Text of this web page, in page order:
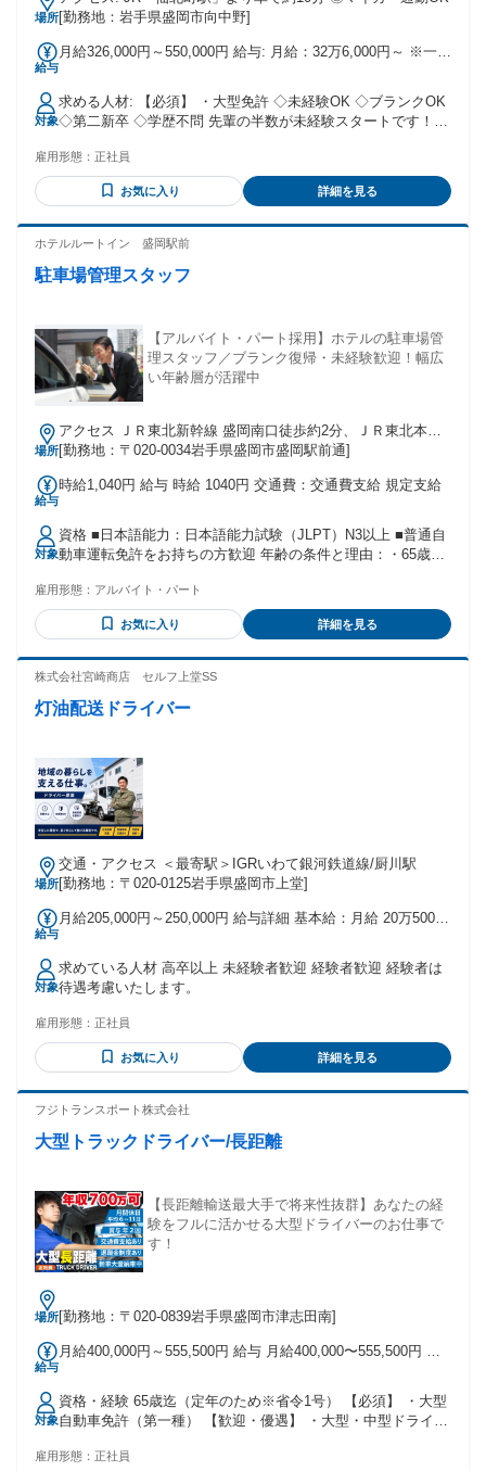
場所[勤務地：岩手県盛岡市向中野]
給与
月給326,000円～550,000円 給与: 月給：32万6,000円～ ※一律
を増やしていくことで収入アップを目指せます！ 初年度の年
収 400万円～600万円 モデル年収例 年収600万円（経験3年）
◆賞与／年2回 ◆運行手当 ◆休日出勤手当 ◆土曜出勤手当 ◆
泊り手当（土日に泊まりがあった場合／1万円）
対象
求める人材: 【必須】 ・大型免許 ◇未経験OK ◇ブランクOK
◇第二新卒 ◇学歴不問 先輩の半数が未経験スタートです！
っている方 ・安定企業で長く腰を据えて働きたい方 ・フリー
ターから正社員をめざしたい方 ・長距離ドライバー、ルート
配送ドライバー、中型ドライバー、などの経験を活かしたい
ど、 異業種から転職した先輩も多数♪
雇用形態： 正社員
お気に入り 詳細を見る
ホテルルートイン 盛岡駅前
駐車場管理スタッフ
【アルバイト・パート採用】ホテルの駐車場管
理スタッフ／ブランク復帰・未経験歓迎！幅広
い年齢層が活躍中
場所
アクセス ＪＲ東北新幹線 盛岡南口徒歩約2分、ＪＲ東北本線
盛岡南口徒歩約2分、ＪＲ田沢湖線/ＪＲ奥羽本線 盛岡南口徒
[勤務地：〒020-0034岩手県盛岡市盛岡駅前通]
給与
時給1,040円 給与 時給 1040円 交通費：交通費支給 規定支給
対象
資格 ■日本語能力：日本語能力試験（JLPT）N3以上 ■普通自
動車運転免許をお持ちの方歓迎 年齢の条件と理由：・65歳未
雇用形態： アルバイト・パート
お気に入り 詳細を見る
株式会社宮崎商店 セルフ上堂SS
灯油配送ドライバー
場所
交通・アクセス ＜最寄駅＞IGRいわて銀河鉄道線/厨川駅
[勤務地：〒020-0125岩手県盛岡市上堂]
給与
月給205,000円～250,000円 給与詳細 基本給：月給 20万5000
払われる通勤・皆勤・家族手当金額：なし 全員に一律で支払
われるその他手当金額：なし 賞与年2回（8月、12月） 別途資
格手当あり 危険物乙4 5,000円 危険物丙 3,000円 第二種販売
主任者 4,000円 液化石油ガス設備士 3,000円 液化石油丙種化
対象
求めている人材 高卒以上 未経験者歓迎 経験者歓迎 経験者は
待遇考慮いたします。
雇用形態： 正社員
お気に入り 詳細を見る
フジトランスポート株式会社
大型トラックドライバー/長距離
【長距離輸送最大手で将来性抜群】あなたの経
験をフルに活かせる大型ドライバーのお仕事で
す！
場所[勤務地：〒020-0839岩手県盛岡市津志田南]
給与
月給400,000円～555,500円 給与 月給400,000〜555,500円 が
支給 特別賞与（過去9年間支給実績あり） 慶弔見舞金、退職
金制度あり！ 交通費支給（最高20,000円）
対象
資格・経験 65歳迄（定年のため※省令1号） 【必須】 ・大型
自動車免許（第一種） 【歓迎・優遇】 ・大型・中型ドライバ
（フォークリフトについては、入社後取得支援制度あり） ＜
雇用形態： 正社員